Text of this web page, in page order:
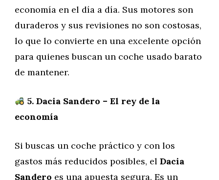
economía en el día a día. Sus motores son
duraderos y sus revisiones no son costosas,
lo que lo convierte en una excelente opción
para quienes buscan un coche usado barato
de mantener.
5. Dacia Sandero – El rey de la
economía
Si buscas un coche práctico y con los
gastos más reducidos posibles, el Dacia
Sandero es una apuesta segura. Es un